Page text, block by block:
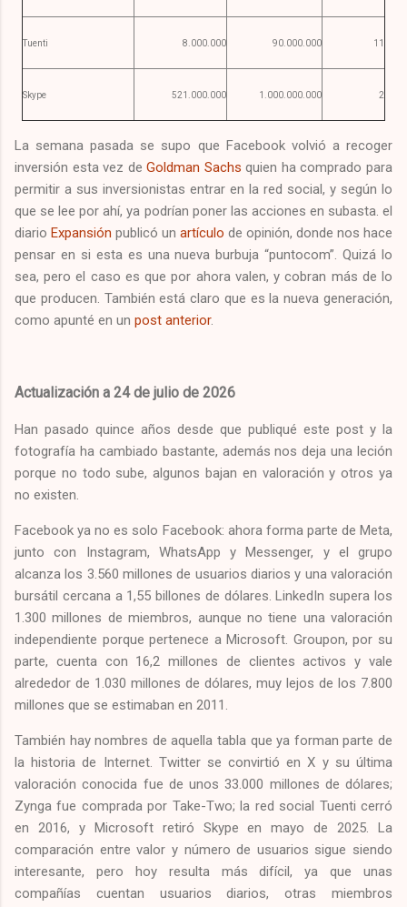
Tuenti 8.000.000 90.000.000 11
Skype 521.000.000 1.000.000.000 2
La semana pasada se supo que Facebook volvió a recoger
inversión esta vez deGoldman Sachs quien ha comprado para
permitir a sus inversionistas entrar en la red social, y según lo
que se lee por ahí, ya podrían poner las acciones en subasta. el
diario Expansión publicó un artículo de opinión, donde nos hace
pensar en si esta es una nueva burbuja “puntocom”. Quizá lo
sea, pero el caso es que por ahora valen, y cobran más de lo
que producen. También está claro que es la nueva generación,
como apunté en un post anterior.
Actualización a 24 de julio de 2026
Han pasado quince años desde que publiqué este post y la
fotografía ha cambiado bastante, además nos deja una leción
porque no todo sube, algunos bajan en valoración y otros ya
no existen.
Facebook ya no es solo Facebook: ahora forma parte de Meta,
junto con Instagram, WhatsApp y Messenger, y el grupo
alcanza los 3.560 millones de usuarios diarios y una valoración
bursátil cercana a 1,55 billones de dólares. LinkedIn supera los
1.300 millones de miembros, aunque no tiene una valoración
independiente porque pertenece a Microsoft. Groupon, por su
parte, cuenta con 16,2 millones de clientes activos y vale
alrededor de 1.030 millones de dólares, muy lejos de los 7.800
millones que se estimaban en 2011.
También hay nombres de aquella tabla que ya forman parte de
la historia de Internet. Twitter se convirtió en X y su última
valoración conocida fue de unos 33.000 millones de dólares;
Zynga fue comprada por Take-Two; la red social Tuenti cerró
en 2016, y Microsoft retiró Skype en mayo de 2025. La
comparación entre valor y número de usuarios sigue siendo
interesante, pero hoy resulta más difícil, ya que unas
compañías cuentan usuarios diarios, otras miembros